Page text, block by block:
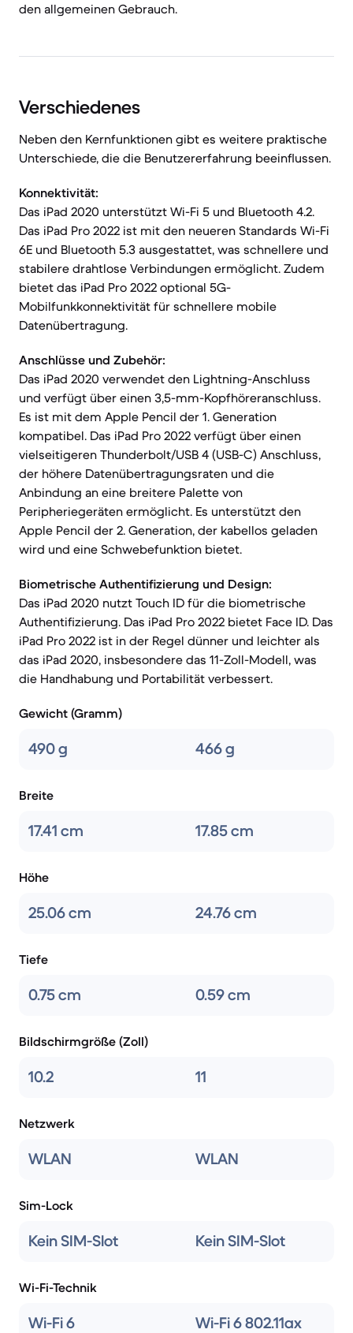
den allgemeinen Gebrauch.
Verschiedenes
Neben den Kernfunktionen gibt es weitere praktische
Unterschiede, die die Benutzererfahrung beeinflussen.
Konnektivität:
Das iPad 2020 unterstützt Wi-Fi 5 und Bluetooth 4.2.
Das iPad Pro 2022 ist mit den neueren Standards Wi-Fi
6E und Bluetooth 5.3 ausgestattet, was schnellere und
stabilere drahtlose Verbindungen ermöglicht. Zudem
bietet das iPad Pro 2022 optional 5G-
Mobilfunkkonnektivität für schnellere mobile
Datenübertragung.
Anschlüsse und Zubehör:
Das iPad 2020 verwendet den Lightning-Anschluss
und verfügt über einen 3,5-mm-Kopfhöreranschluss.
Es ist mit dem Apple Pencil der 1. Generation
kompatibel. Das iPad Pro 2022 verfügt über einen
vielseitigeren Thunderbolt/USB 4 (USB-C) Anschluss,
der höhere Datenübertragungsraten und die
Anbindung an eine breitere Palette von
Peripheriegeräten ermöglicht. Es unterstützt den
Apple Pencil der 2. Generation, der kabellos geladen
wird und eine Schwebefunktion bietet.
Biometrische Authentifizierung und Design:
Das iPad 2020 nutzt Touch ID für die biometrische
Authentifizierung. Das iPad Pro 2022 bietet Face ID. Das
iPad Pro 2022 ist in der Regel dünner und leichter als
das iPad 2020, insbesondere das 11-Zoll-Modell, was
die Handhabung und Portabilität verbessert.
Gewicht (Gramm)
490 g 466 g
Breite
17.41 cm 17.85 cm
Höhe
25.06 cm 24.76 cm
Tiefe
0.75 cm 0.59 cm
Bildschirmgröße (Zoll)
10.2 11
Netzwerk
WLAN WLAN
Sim-Lock
Kein SIM-Slot Kein SIM-Slot
Wi-Fi-Technik
Wi-Fi 6 Wi-Fi 6 802.11ax